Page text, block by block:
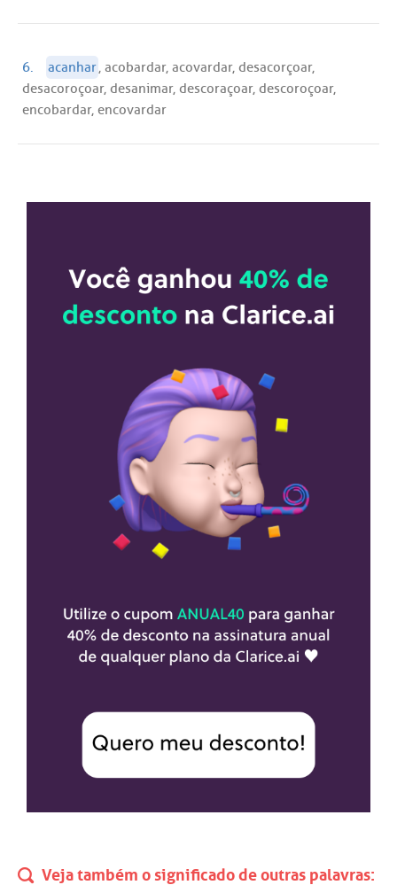
6. acanhar, acobardar, acovardar, desacorçoar,
desacoroçoar, desanimar, descoraçoar, descoroçoar,
encobardar, encovardar
Veja também o significado de outras palavras: